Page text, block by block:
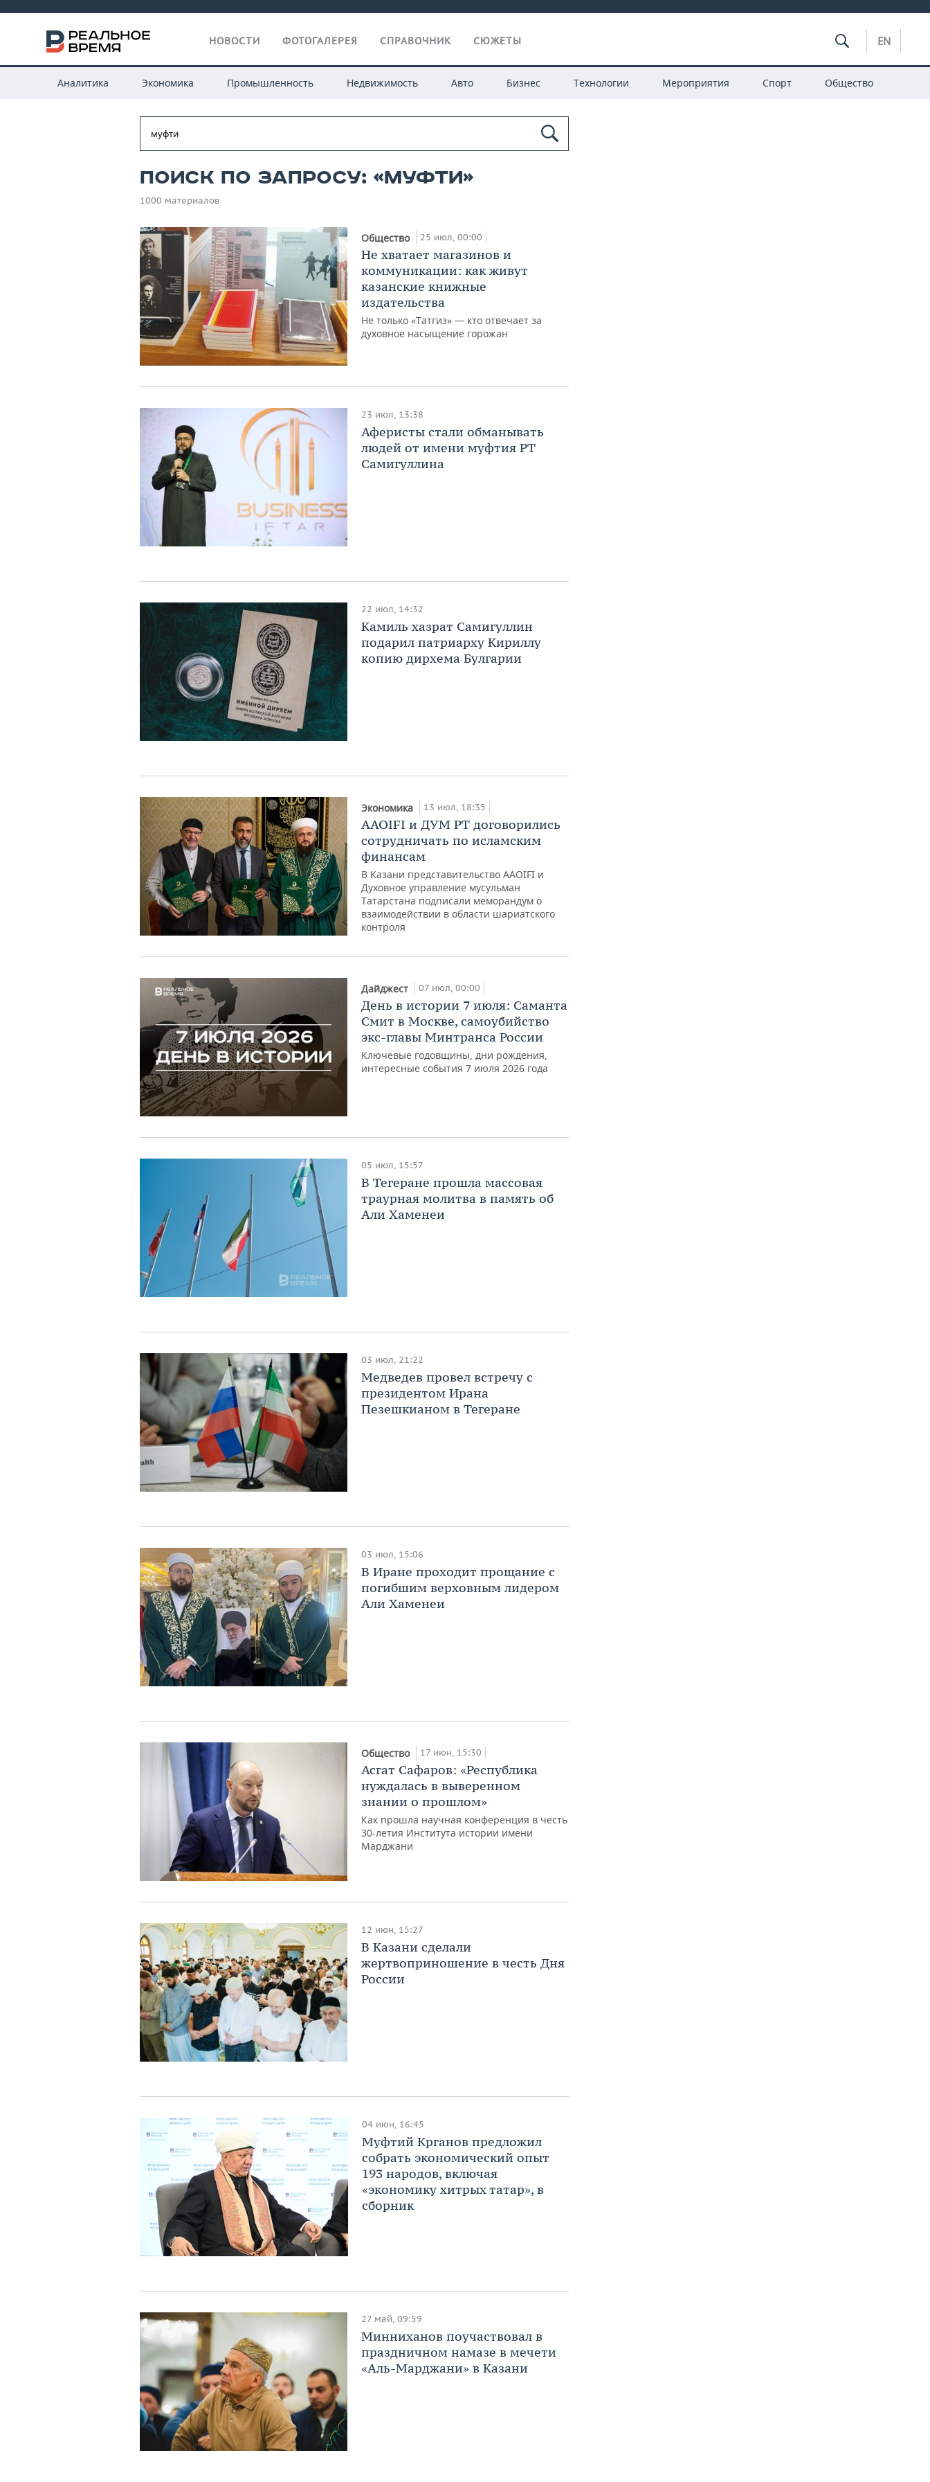
НОВОСТИ ФОТОГАЛЕРЕЯ СПРАВОЧНИК СЮЖЕТЫ EN
Аналитика Экономика Промышленность Недвижимость Авто Бизнес Технологии Мероприятия Спорт Общество
Поиск по запросу: «муфти»
1000 материалов
Общество 25 июл, 00:00
Не хватает магазинов и
коммуникации: как живут
казанские книжные
издательства
Не только «Татгиз» — кто отвечает за
духовное насыщение горожан
23 июл, 13:38
Аферисты стали обманывать
людей от имени муфтия РТ
Самигуллина
22 июл, 14:32
Камиль хазрат Самигуллин
подарил патриарху Кириллу
копию дирхема Булгарии
Экономика 13 июл, 18:35
AAOIFI и ДУМ РТ договорились
сотрудничать по исламским
финансам
В Казани представительство AAOIFI и
Духовное управление мусульман
Татарстана подписали меморандум о
взаимодействии в области шариатского
контроля
Дайджест 07 июл, 00:00
День в истории 7 июля: Саманта
Смит в Москве, самоубийство
экс-главы Минтранса России
Ключевые годовщины, дни рождения,
интересные события 7 июля 2026 года
05 июл, 15:57
В Тегеране прошла массовая
траурная молитва в память об
Али Хаменеи
03 июл, 21:22
Медведев провел встречу с
президентом Ирана
Пезешкианом в Тегеране
03 июл, 15:06
В Иране проходит прощание с
погибшим верховным лидером
Али Хаменеи
Общество 17 июн, 15:30
Асгат Сафаров: «Республика
нуждалась в выверенном
знании о прошлом»
Как прошла научная конференция в честь
30-летия Института истории имени
Марджани
12 июн, 15:27
В Казани сделали
жертвоприношение в честь Дня
России
04 июн, 16:45
Муфтий Крганов предложил
собрать экономический опыт
193 народов, включая
«экономику хитрых татар», в
сборник
27 май, 09:59
Минниханов поучаствовал в
праздничном намазе в мечети
«Аль-Марджани» в Казани